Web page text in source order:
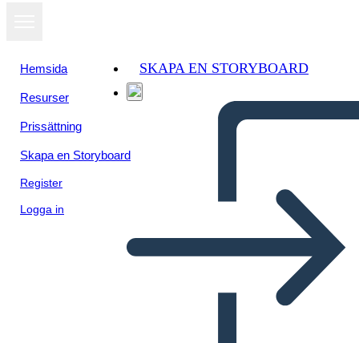
Hemsida
Resurser
Prissättning
Skapa en Storyboard
Register
Logga in
SKAPA EN STORYBOARD